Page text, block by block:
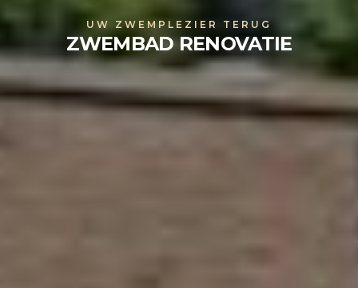
UW ZWEMPLEZIER TERUG
ZWEMBAD RENOVATIE